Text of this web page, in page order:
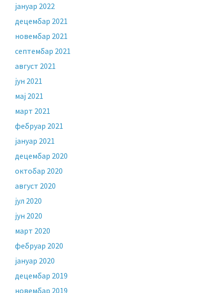
јануар 2022
децембар 2021
новембар 2021
септембар 2021
август 2021
јун 2021
мај 2021
март 2021
фебруар 2021
јануар 2021
децембар 2020
октобар 2020
август 2020
јул 2020
јун 2020
март 2020
фебруар 2020
јануар 2020
децембар 2019
новембар 2019